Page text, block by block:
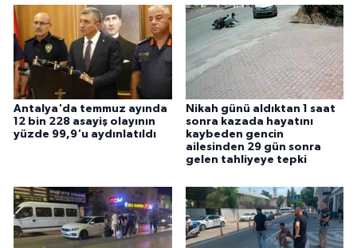
Antalya'da temmuz ayında
12 bin 228 asayiş olayının
yüzde 99,9'u aydınlatıldı
Nikah günü aldıktan 1 saat
sonra kazada hayatını
kaybeden gencin
ailesinden 29 gün sonra
gelen tahliyeye tepki